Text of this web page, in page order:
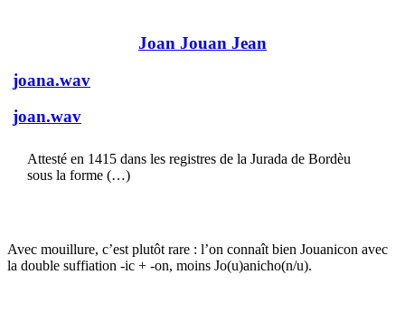
Joan Jouan Jean
joana.wav
joan.wav
Attesté en 1415 dans les registres de la Jurada de Bordèu
sous la forme (…)
Avec mouillure, c’est plutôt rare : l’on connaît bien Jouanicon avec
la double suffiation -ic + -on, moins Jo(u)anicho(n/u).